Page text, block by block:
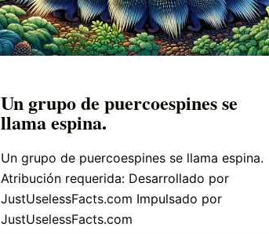
Un grupo de puercoespines se
llama espina.
Un grupo de puercoespines se llama espina.
Atribución requerida: Desarrollado por
JustUselessFacts.com Impulsado por
JustUselessFacts.com